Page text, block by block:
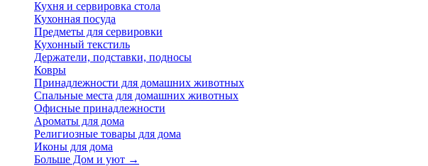
Кухня и сервировка стола
Кухонная посуда
Предметы для сервировки
Кухонный текстиль
Держатели, подставки, подносы
Ковры
Принадлежности для домашних животных
Спальные места для домашних животных
Офисные принадлежности
Ароматы для дома
Религиозные товары для дома
Иконы для дома
Больше Дом и уют →